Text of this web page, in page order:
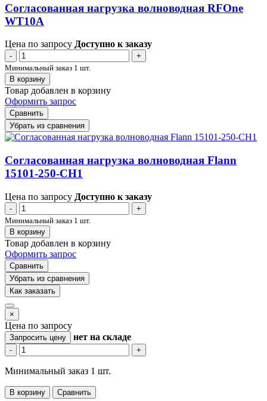
Согласованная нагрузка волноводная RFOne
WT10A
Цена по запросу Доступно к заказу
-
+
Минимальный заказ 1 шт.
В корзину
Товар добавлен в корзину
Оформить запрос
Сравнить
Убрать из сравнения
Согласованная нагрузка волноводная Flann
15101-250-CH1
Цена по запросу Доступно к заказу
-
+
Минимальный заказ 1 шт.
В корзину
Товар добавлен в корзину
Оформить запрос
Сравнить
Убрать из сравнения
Как заказать
×
Цена по запросу
Запросить цену нет на складе
- +
Минимальный заказ 1 шт.
В корзину Сравнить